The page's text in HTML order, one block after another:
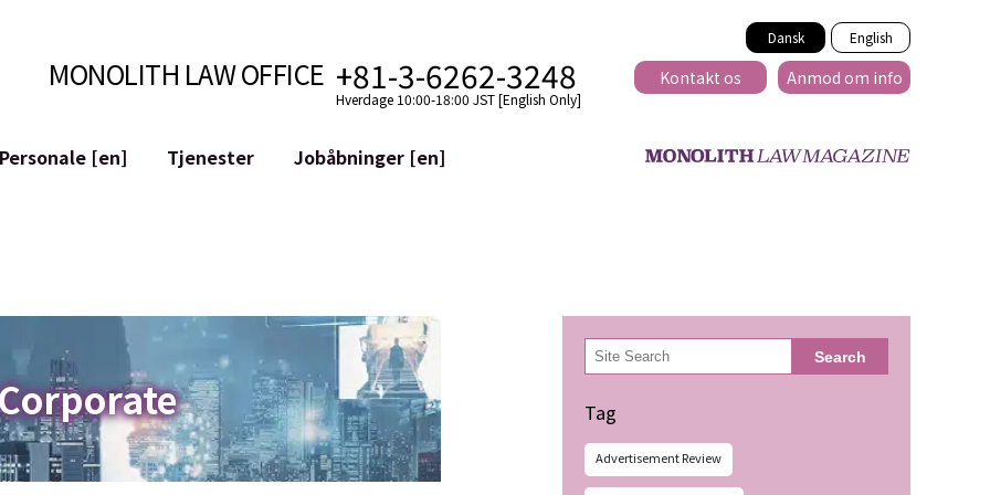
Dansk English
MONOLITH LAW OFFICE +81-3-6262-3248
Hverdage 10:00-18:00 JST [English Only]
Kontakt os Anmod om info
Personale [en]
Tjenester
Mitigering af Omdømmeskade
ID af den Ærekrenkende Udtalelse
Jobåbninger [en]
検
索 Search
Tag
Advertisement Review